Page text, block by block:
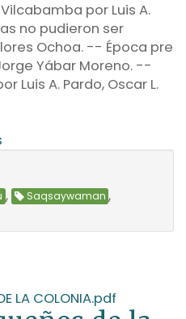
por Luis A.
no pudieron ser
Ochoa. -- Época pre
Yábar Moreno. --
Luis A. Pardo, Oscar L.
, Saqsaywaman ,